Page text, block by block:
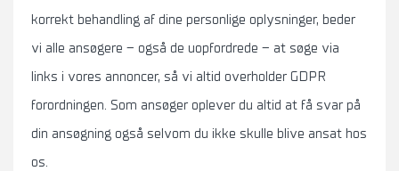
korrekt behandling af dine personlige oplysninger, beder
vi alle ansøgere – også de uopfordrede – at søge via
links i vores annoncer, så vi altid overholder GDPR
forordningen. Som ansøger oplever du altid at få svar på
din ansøgning også selvom du ikke skulle blive ansat hos
os.